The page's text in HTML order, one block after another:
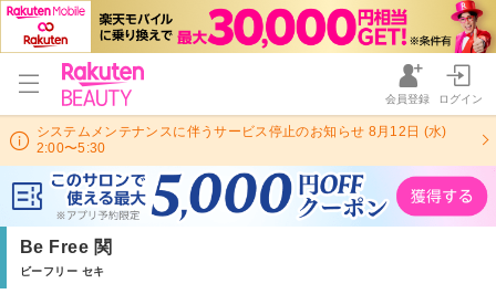
会員登録 ログイン
システムメンテナンスに伴うサービス停止のお知らせ 8月12日 (水)
2:00〜5:30
Be Free 関
ビーフリー セキ